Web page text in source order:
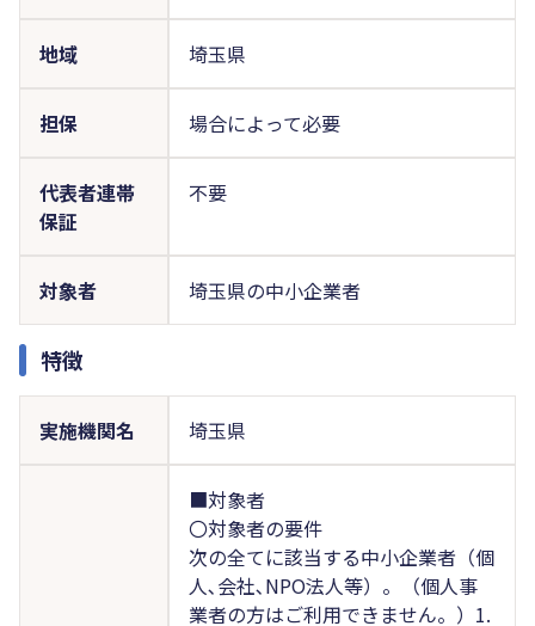
地域 埼玉県
担保 場合によって必要
代表者連帯
保証
不要
対象者 埼玉県の中小企業者
特徴
実施機関名 埼玉県
■対象者
〇対象者の要件
次の全てに該当する中小企業者（個
人､会社､NPO法人等）。（個人事
業者の方はご利用できません。）1.